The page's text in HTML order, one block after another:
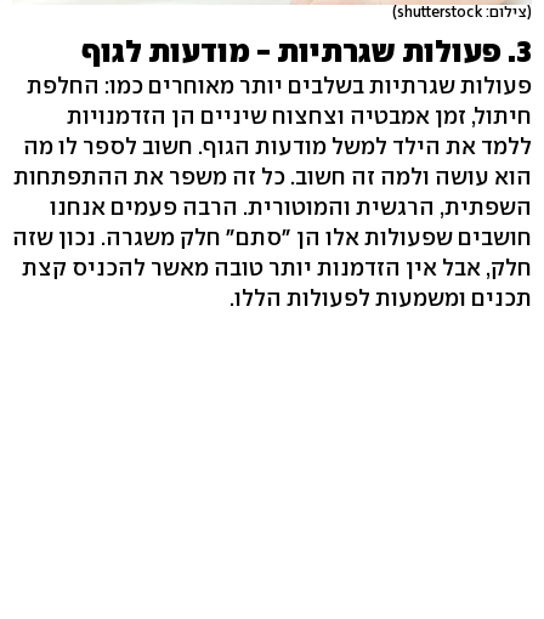
(צילום: shutterstock)
3. פעולות שגרתיות - מודעות לגוף
פעולות שגרתיות בשלבים יותר מאוחרים כמו: החלפת
חיתול, זמן אמבטיה וצחצוח שיניים הן הזדמנויות
ללמד את הילד למשל מודעות הגוף. חשוב לספר לו מה
הוא עושה ולמה זה חשוב. כל זה משפר את ההתפתחות
השפתית, הרגשית והמוטורית. הרבה פעמים אנחנו
חושבים שפעולות אלו הן "סתם" חלק משגרה. נכון שזה
חלק, אבל אין הזדמנות יותר טובה מאשר להכניס קצת
תכנים ומשמעות לפעולות הללו.